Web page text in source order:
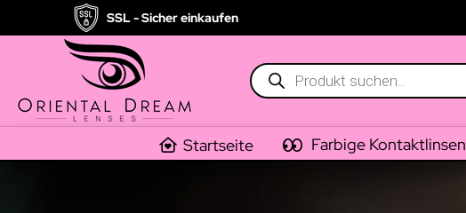
SSL - Sicher einkaufen
Products
search
Startseite Farbige Kontaktlinsen